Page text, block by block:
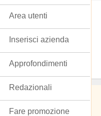
Area utenti
Inserisci azienda
Approfondimenti
Redazionali
Fare promozione